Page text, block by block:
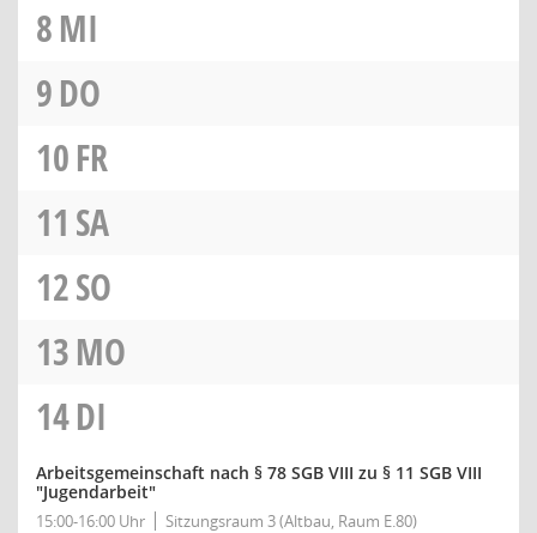
8MI
9DO
10FR
11 SA
12SO
13MO
14DI
Arbeitsgemeinschaft nach § 78 SGB VIII zu § 11 SGB VIII
"Jugendarbeit"
15:00-16:00 Uhr Sitzungsraum 3 (Altbau, Raum E.80)